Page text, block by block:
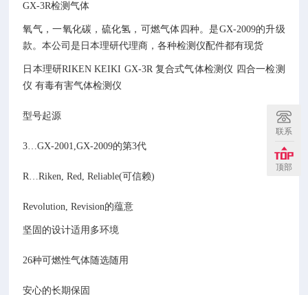
GX-3R检测气体
氧气，一氧化碳，硫化氢，可燃气体四种。是GX-2009的升级
款。本公司是日本理研代理商，各种检测仪配件都有现货
日本理研RIKEN KEIKI GX-3R 复合式气体检测仪 四合一检测
仪 有毒有害气体检测仪
型号起源
3…GX-2001,GX-2009的第3代
R…Riken, Red, Reliable(可信赖)
Revolution, Revision的蕴意
坚固的设计适用多环境
26种可燃性气体随选随用
安心的长期保固
联系
顶部